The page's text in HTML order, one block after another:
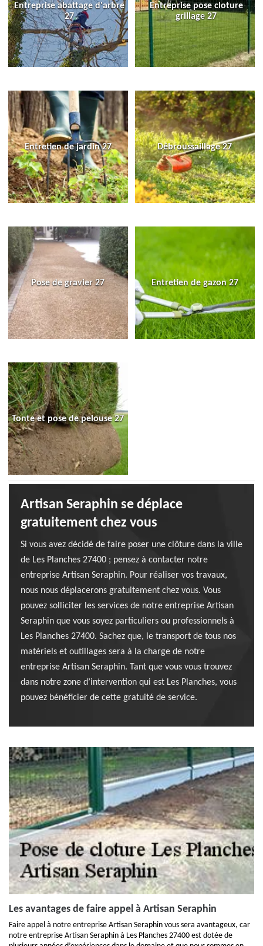
Entreprise abattage d'arbre
27
Entreprise pose cloture
grillage 27
Entretien de jardin 27 Débroussaillage 27
Pose de gravier 27 Entretien de gazon 27
Tonte et pose de pelouse 27
Artisan Seraphin se déplace
gratuitement chez vous
Si vous avez décidé de faire poser une clôture dans la ville
de Les Planches 27400 ; pensez à contacter notre
entreprise Artisan Seraphin. Pour réaliser vos travaux,
nous nous déplacerons gratuitement chez vous. Vous
pouvez solliciter les services de notre entreprise Artisan
Seraphin que vous soyez particuliers ou professionnels à
Les Planches 27400. Sachez que, le transport de tous nos
matériels et outillages sera à la charge de notre
entreprise Artisan Seraphin. Tant que vous vous trouvez
dans notre zone d’intervention qui est Les Planches, vous
pouvez bénéficier de cette gratuité de service.
Les avantages de faire appel à Artisan Seraphin
Faire appel à notre entreprise Artisan Seraphin vous sera avantageux, car
notre entreprise Artisan Seraphin à Les Planches 27400 est dotée de